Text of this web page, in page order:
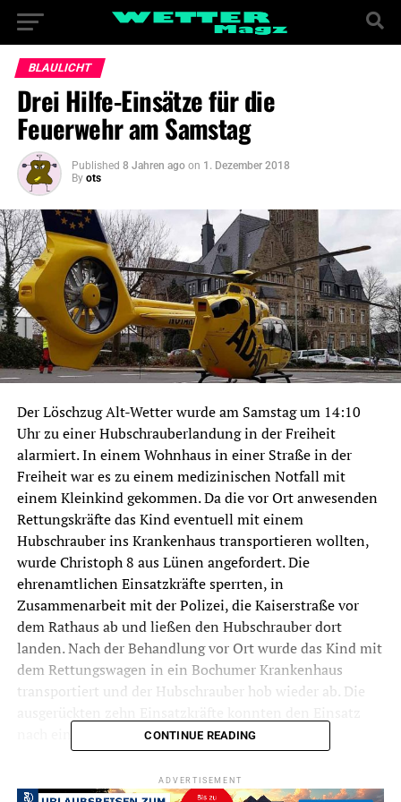
BLAULICHT
Drei Hilfe-Einsätze für die
Feuerwehr am Samstag
Published 8 Jahren ago on 1. Dezember 2018
By ots
Der Löschzug Alt-Wetter wurde am Samstag um 14:10
Uhr zu einer Hubschrauberlandung in der Freiheit
alarmiert. In einem Wohnhaus in einer Straße in der
Freiheit war es zu einem medizinischen Notfall mit
einem Kleinkind gekommen. Da die vor Ort anwesenden
Rettungskräfte das Kind eventuell mit einem
Hubschrauber ins Krankenhaus transportieren wollten,
wurde Christoph 8 aus Lünen angefordert. Die
ehrenamtlichen Einsatzkräfte sperrten, in
Zusammenarbeit mit der Polizei, die Kaiserstraße vor
dem Rathaus ab und ließen den Hubschrauber dort
landen. Nach der Behandlung vor Ort wurde das Kind mit
dem Rettungswagen in ein Bochumer Krankenhaus
transportiert und der Hubschrauber hob wieder ab. Die
nach einer guten Stunde beenden.
Während der Dauer der Sperrung wurden die
Einsatzkräfte von einer Anwohnerin, als Dank für die
CONTINUE READING
ADVERTISEMENT